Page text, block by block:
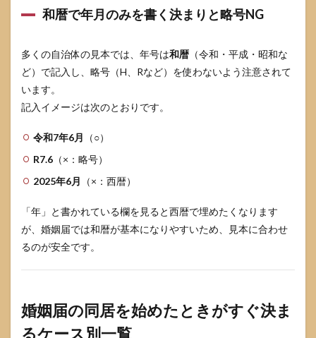
6.2
「同
定」
と書
くべ
きか
とき
7
届の
を始
と
き：
も挙
い場
合
和暦で年月のみを書く決まりと略号NG
多くの自治体の見本では、年号は和暦 （令和・平成・昭和な
ど）で記入し、略号（H、Rなど）を使わないよう注意されて
います。
記入イメージは次のとおりです。
令和7年6月
（○）
R7.6 （×：略号）
2025年6月
（×：西暦）
「年」と書かれている欄を見ると西暦で埋めたくなります
が、婚姻届では和暦が基本になりやすいため、見本に合わせ
るのが安全です。
婚姻届の同居を始めたときがすぐ決ま
るケース別一覧